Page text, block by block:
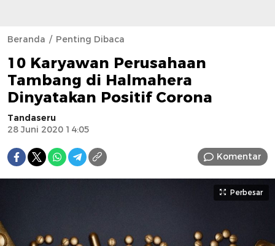
Beranda Penting Dibaca
10 Karyawan Perusahaan
Tambang di Halmahera
Dinyatakan Positif Corona
Tandaseru
28 Juni 2020 14:05
Komentar
Perbesar